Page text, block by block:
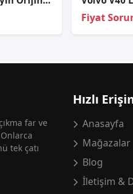
Fiyat
far ve
tek çatı
Hızlı
Anasayfa
Mağazalar
Blog
İletişim &